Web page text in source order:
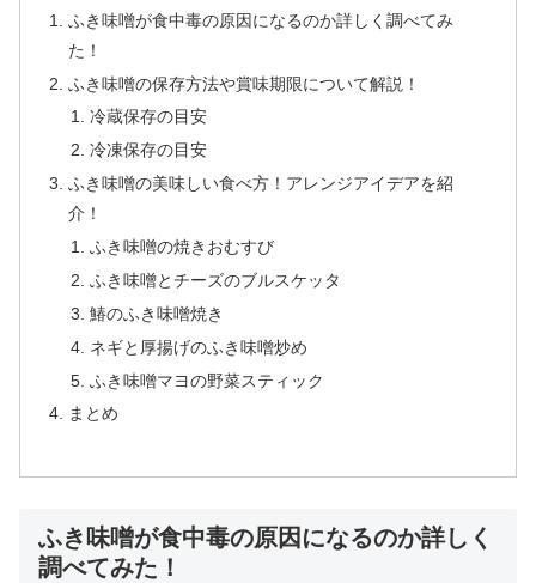
ふき味噌が食中毒の原因になるのか詳しく調べてみ
た！
ふき味噌の保存方法や賞味期限について解説！
冷蔵保存の目安
冷凍保存の目安
ふき味噌の美味しい食べ方！アレンジアイデアを紹
介！
ふき味噌の焼きおむすび
ふき味噌とチーズのブルスケッタ
鰆のふき味噌焼き
ネギと厚揚げのふき味噌炒め
ふき味噌マヨの野菜スティック
まとめ
ふき味噌が食中毒の原因になるのか詳しく
調べてみた！